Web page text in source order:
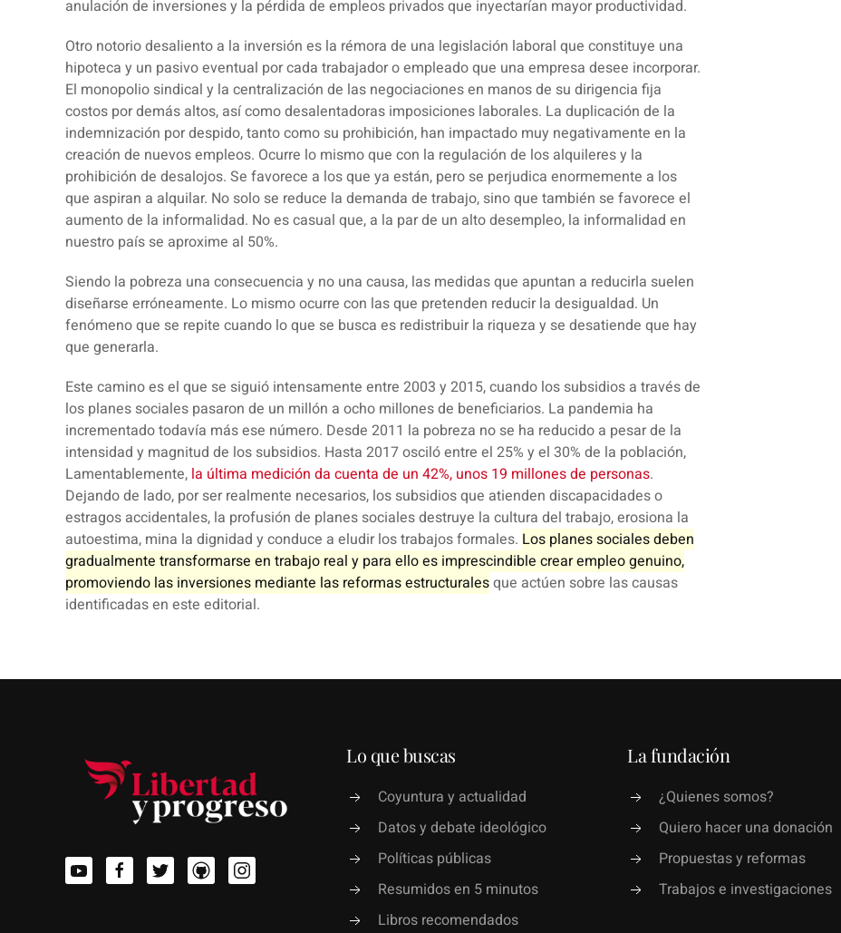
anulación de inversiones y la pérdida de empleos privados que inyectarían mayor productividad.
Otro notorio desaliento a la inversión es la rémora de una legislación laboral que constituye una
hipoteca y un pasivo eventual por cada trabajador o empleado que una empresa desee incorporar.
El monopolio sindical y la centralización de las negociaciones en manos de su dirigencia fija
costos por demás altos, así como desalentadoras imposiciones laborales. La duplicación de la
indemnización por despido, tanto como su prohibición, han impactado muy negativamente en la
creación de nuevos empleos. Ocurre lo mismo que con la regulación de los alquileres y la
prohibición de desalojos. Se favorece a los que ya están, pero se perjudica enormemente a los
que aspiran a alquilar. No solo se reduce la demanda de trabajo, sino que también se favorece el
aumento de la informalidad. No es casual que, a la par de un alto desempleo, la informalidad en
nuestro país se aproxime al 50%.
Siendo la pobreza una consecuencia y no una causa, las medidas que apuntan a reducirla suelen
diseñarse erróneamente. Lo mismo ocurre con las que pretenden reducir la desigualdad. Un
fenómeno que se repite cuando lo que se busca es redistribuir la riqueza y se desatiende que hay
que generarla.
Este camino es el que se siguió intensamente entre 2003 y 2015, cuando los subsidios a través de
los planes sociales pasaron de un millón a ocho millones de beneficiarios. La pandemia ha
incrementado todavía más ese número. Desde 2011 la pobreza no se ha reducido a pesar de la
intensidad y magnitud de los subsidios. Hasta 2017 osciló entre el 25% y el 30% de la población,
Lamentablemente, la última medición da cuenta de un 42%, unos 19 millones de personas.
Dejando de lado, por ser realmente necesarios, los subsidios que atienden discapacidades o
estragos accidentales, la profusión de planes sociales destruye la cultura del trabajo, erosiona la
autoestima, mina la dignidad y conduce a eludir los trabajos formales. Los planes sociales deben
gradualmente transformarse en trabajo real y para ello es imprescindible crear empleo genuino,
promoviendo las inversiones mediante las reformas estructuralesque actúen sobre las causas
identificadas en este editorial.
Lo que buscas
Coyuntura y actualidad
Datos y debate ideológico
Políticas públicas
Resumidos en 5 minutos
Libros recomendados
La fundación
¿Quienes somos?
Quiero hacer una donación
Propuestas y reformas
Trabajos e investigaciones